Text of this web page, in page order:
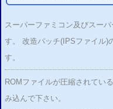
スーパーファミコン及びスー
す。 改造パッチ(IPSファイル)
す。
ROMファイルが圧縮されてい
み込んで下さい。